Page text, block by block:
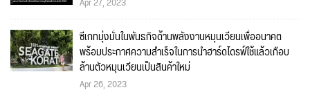
ซีเกทมุ่งมั่นในพันธกิจด้านพลังงานหมุนเวียนเพื่ออนาคต
พร้อมประกาศความสำเร็จในการนำฮาร์ดไดรฟ์ใช้แล้วเกือบ
ล้านตัวหมุนเวียนเป็นสินค้าใหม่
Apr 26, 2023